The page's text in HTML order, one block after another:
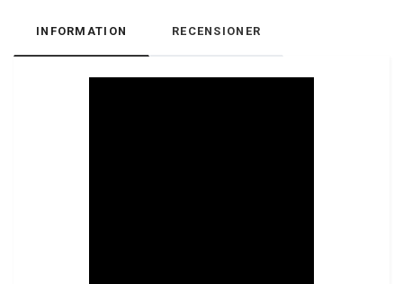
INFORMATION RECENSIONER